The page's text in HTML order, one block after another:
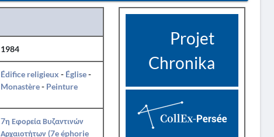
1984
Édifice religieux - Église-
Monastère- Peinture
7η Εφορεία Βυζαντινών
Αρχαιοτήτων (7e éphorie
Projet
Chronika